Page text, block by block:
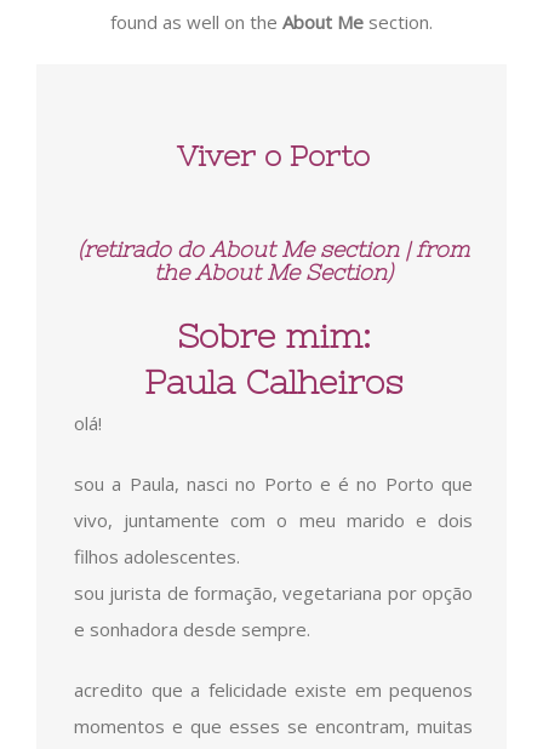
found as well on the About Me section.
Viver o Porto
(retirado do About Me section | from
the About Me Section)
Sobre mim:
Paula Calheiros
olá!
sou a Paula, nasci no Porto e é no Porto que
vivo, juntamente com o meu marido e dois
filhos adolescentes.
sou jurista de formação, vegetariana por opção
e sonhadora desde sempre.
acredito que a felicidade existe em pequenos
momentos e que esses se encontram, muitas